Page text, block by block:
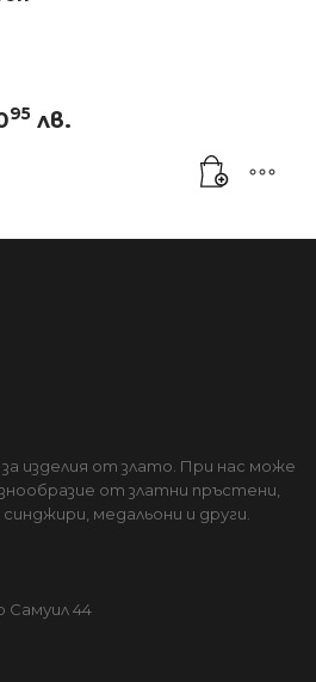
95 лв.
за изделия от злато. При нас може
от златни пръстени,
медальони и други.
Самуил 44